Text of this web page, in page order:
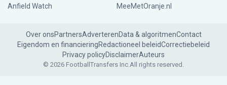
Anfield Watch
MeeMetOranje.nl
Over onsPartnersAdverterenData & algoritmenContact
Eigendom en financieringRedactioneel beleidCorrectiebeleid
Privacy policyDisclaimerAuteurs
© 2026 FootballTransfers Inc.All rights reserved.